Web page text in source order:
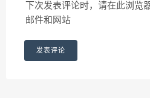
下次发表评论时，请在此浏览
邮件和网站